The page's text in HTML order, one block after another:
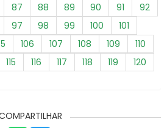
87 88 89 90 91
92
97 98 99 100
101
106 107 108 109
110
115 116 117 118 119
120